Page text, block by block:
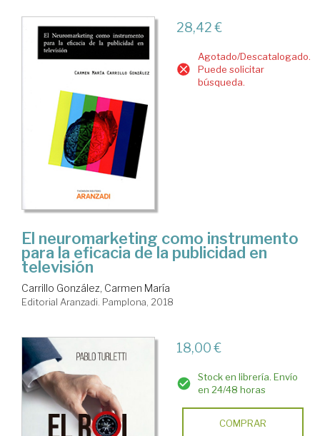
28,42 €
Agotado/Descatalogado.
Puede solicitar
búsqueda.
El neuromarketing como instrumento
para la eficacia de la publicidad en
televisión
Carrillo González, Carmen María
Editorial Aranzadi. Pamplona, 2018
18,00 €
Stock en librería. Envío
en 24/48 horas
COMPRAR